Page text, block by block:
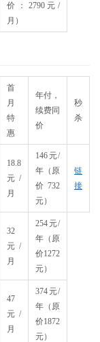
价：2790元/
月）
首
月
特
惠
年付，
续费同
价
秒
杀
18.8
元/
月
146元/
年（原
价732
元）
链
接
32
元/
月
254元/
年（原
价1272
元）
47
元/
月
374元/
年（原
价1872
元）